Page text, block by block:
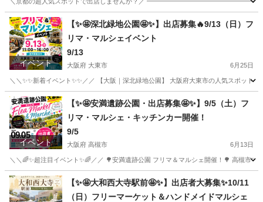
京都 京都市 フリーマーケット マルシェ
イベント
【✨🤩深北緑地公園🤩✨】出店募集🔥9/13（日）フ
リマ・マルシェイベント
9/13
大阪府 大東市 6月25日
＼＼✨✨新着イベント✨✨／／ 【大阪｜深北緑地公園】 大阪府大東市の人気スポッ
大阪 大東市 フリーマーケット マルシェ
イベント
【✨🤩安満遺跡公園・出店募集🤩✨】9/5（土）フ
リマ・マルシェ・キッチンカー開催！
9/5
大阪府 高槻市 6月13日
＼＼🌈✨超注目イベント✨🌈／／ 🌳安満遺跡公園 フリマ＆マルシェ開催！🌳 高槻市
大阪 高槻市 フリーマーケット 安満遺跡
【✨🤩大和西大寺駅前🤩✨】出店者大募集✨10/11
（日）フリーマーケット＆ハンドメイドマルシェ